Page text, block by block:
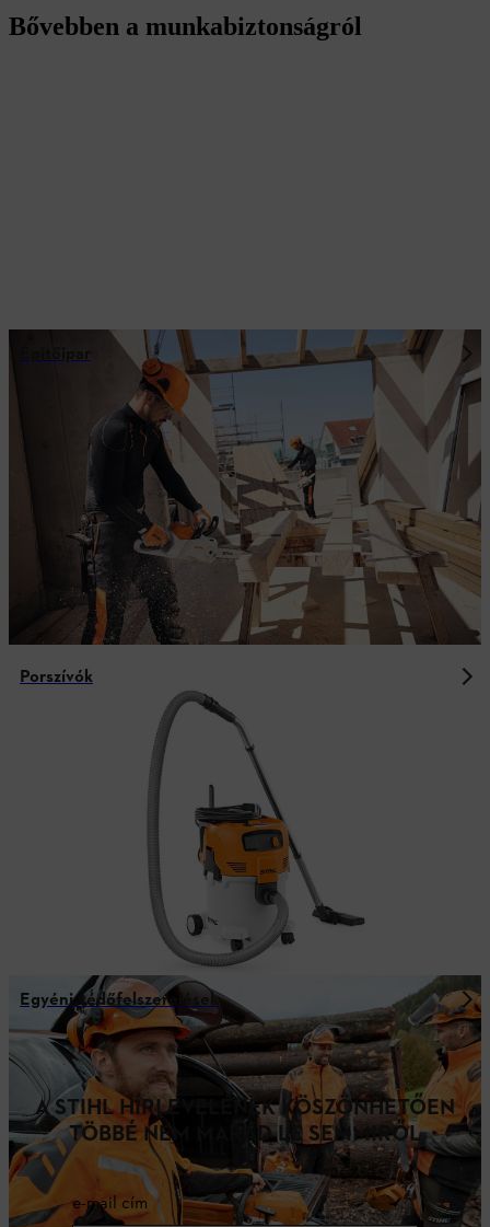
Bővebben a munkabiztonságról
Építőipar
Porszívók
Egyéni védőfelszerelések
A STIHL HÍRLEVELÉNEK KÖSZÖNHETŐEN
TÖBBÉ NEM MARAD LE SEMMIRŐL
e-mail cím